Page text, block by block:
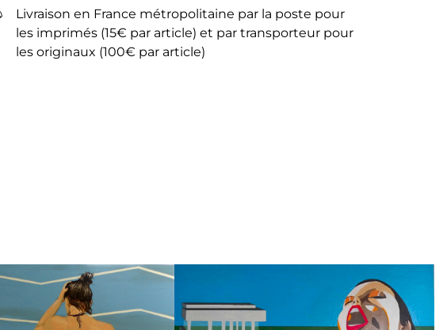
Livraison en France métropolitaine par la poste pour
les imprimés (15€ par article) et par transporteur pour
les originaux (100€ par article)